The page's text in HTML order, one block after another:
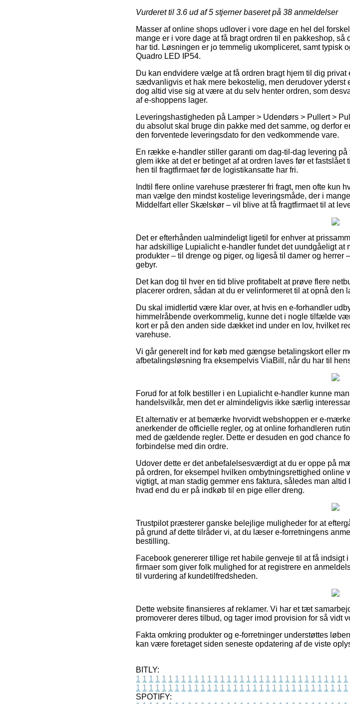
Vurderet til 3.6 ud af 5 stjerner baseret på 38 anmeldelser
Masser af online shops udlover i vore dage en hel del
mange er i vore dage at få bragt ordren til en pakkeshop,
har tid. Løsningen er jo temmelig ukompliceret, samt typisk
Quadro LED IP54.
Du kan endvidere vælge at få ordren bragt hjem til dig
sædvanligvis et hak mere bekostelig, men derudover yderst
dog altid vise sig at være at du selv henter ordren, som
af e-shoppens lager.
Leveringshastigheden på Lamper > Udendørs > Pullert >
du absolut skal bruge din pakke med det samme, og derfor
den forventede leveringsdato for den vedkommende vare.
En række e-handler stiller garanti om dag-til-dag levering
glem ikke at det er betinget af at ordren laves før et
hen til fragtfirmaet før de logistikansatte har fri.
Indtil flere online varehuse præsterer fri fragt, men ofte kun
man vælge den mindst kostelige leveringsmåde, der i
Middelfart eller Skælskør – vil blive at få fragtfirmaet til at
Det er efterhånden ualmindeligt ligetil for enhver at
har adskillige Lupialicht e-handler fundet det uundgåeligt
produkter – til drenge og piger, og ligeså til damer og herrer
gebyr.
Det kan dog til hver en tid blive profitabelt at prøve flere
placerer ordren, sådan at du er velinformeret til at opnå den
Du skal imidlertid være klar over, at hvis en e-forhandler
himmelråbende overkommelig, kunne det i nogle tilfælde
kort er på den anden side dækket ind under en lov, hvilket
varehuse.
Vi går generelt ind for køb med gængse betalingskort eller
afbetalingsløsning fra eksempelvis ViaBill, når du har til
Forud for at folk bestiller i en Lupialicht e-handler kunne
handelsvilkår, men det er almindeligvis ikke særlig
Et alternativ er at bemærke hvorvidt webshoppen er e-
anerkender de officielle regler, og at online forhandleren
med de gældende regler. Dette er desuden en god chance
forbindelse med din ordre.
Udover dette er det anbefalelsesværdigt at du er oppe på
på ordren, for eksempel hvilken ombytningsrettighed online
vigtigt, at man stadig gemmer ens faktura, således man
hvad end du er på indkøb til en pige eller dreng.
Trustpilot præsterer ganske belejlige muligheder for at
på grund af dette tilråder vi, at du læser e-forretningens
bestilling.
Facebook genererer tillige ret habile genveje til at få indsigt
firmaer som giver folk mulighed for at registrere en
til vurdering af kundetilfredsheden.
Dette website finansieres af reklamer. Vi har et tæt
promoverer deres tilbud, og tager imod provision for så vidt
Fakta omkring produkter og e-forretninger understøttes
kan være foretaget siden seneste opdatering af de viste
BITLY:
1 1 1 1 1 1 1 1 1 1 1 1 1 1 1 1 1 1 1 1 1 1 1 1 1 1 1 1 1 1 1 1 1
1 1 1 1 1 1 1 1 1 1 1 1 1 1 1 1 1 1 1 1 1 1 1 1 1 1 1 1 1 1 1 1 1
SPOTIFY: